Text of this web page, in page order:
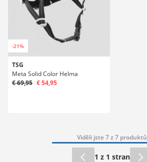
-21%
TSG
Meta Solid Color Helma
€ 69,95 € 54,95
Viděli jste 7 z 7 produktů
1 z 1 stran